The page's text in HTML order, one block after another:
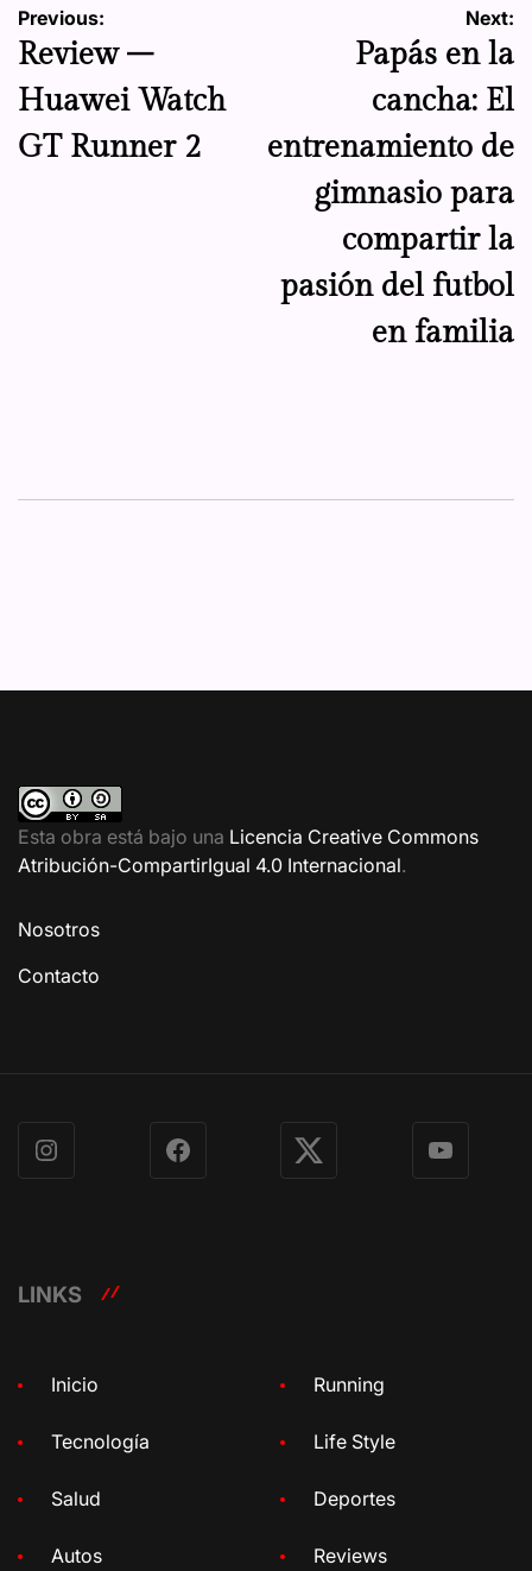
Navegación
de
entradas
Previous:
Review –
Huawei Watch
GT Runner 2
Next:
Papás en la
cancha: El
entrenamiento de
gimnasio para
compartir la
pasión del futbol
en familia
Esta obra está bajo una Licencia Creative Commons
Atribución-CompartirIgual 4.0 Internacional.
Nosotros
Contacto
Instagram Facebook X YouTube
LINKS
Inicio Running
Tecnología Life Style
Salud Deportes
Autos Reviews